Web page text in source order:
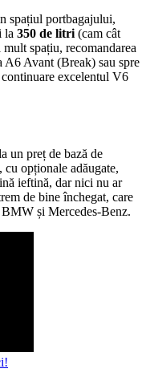
spațiul portbagajului,
la 350 de litri (cam cât
spațiu, recomandarea
A6 Avant (Break) sau spre
excelentul V6
un preț de bază de
opționale adăugate,
ieftină, dar nici nu ar
de bine închegat, care
BMW și Mercedes-Benz.